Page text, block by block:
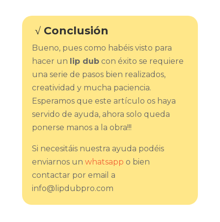
√ Conclusión
Bueno, pues como habéis visto para
hacer un lip dubcon éxito se requiere
una serie de pasos bien realizados,
creatividad y mucha paciencia.
Esperamos que este artículo os haya
servido de ayuda, ahora solo queda
ponerse manos a la obra!!!
Si necesitáis nuestra ayuda podéis
enviarnos un whatsapp o bien
contactar por email a
info@lipdubpro.com